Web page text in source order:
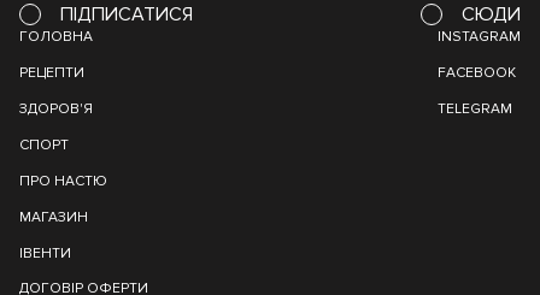
ПІДПИСАТИСЯ СЮДИ
ГОЛОВНА
РЕЦЕПТИ
ЗДОРОВ'Я
СПОРТ
ПРО НАСТЮ
МАГАЗИН
ІВЕНТИ
ДОГОВІР ОФЕРТИ
INSTAGRAM
FACEBOOK
TELEGRAM